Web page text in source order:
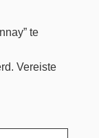
te
Vereiste